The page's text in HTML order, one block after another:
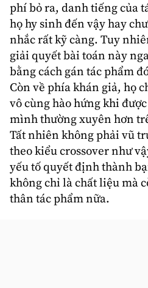
phí bỏ ra, danh tiếng của
họ hy sinh đến vậy hay
nhắc rất kỹ càng. Tuy
giải quyết bài toán này
bằng cách gán tác phẩm
Còn về phía khán giả, họ
vô cùng hào hứng khi
mình thường xuyên hơn
Tất nhiên không phải vũ
theo kiểu crossover như
yếu tố quyết định thành
không chỉ là chất liệu mà
thân tác phẩm nữa.